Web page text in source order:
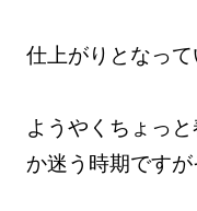
仕上がりとなって
ようやくちょっ
か迷う時期です